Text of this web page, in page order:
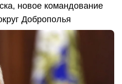
новое командование
Доброполья